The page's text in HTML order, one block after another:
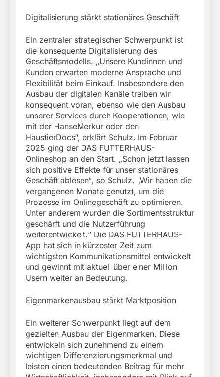
Digitalisierung stärkt stationäres Geschäft
Ein zentraler strategischer Schwerpunkt ist
die konsequente Digitalisierung des
Geschäftsmodells. „Unsere Kundinnen und
Kunden erwarten moderne Ansprache und
Flexibilität beim Einkauf. Insbesondere den
Ausbau der digitalen Kanäle treiben wir
konsequent voran, ebenso wie den Ausbau
unserer Services durch Kooperationen, wie
mit der HanseMerkur oder den
HaustierDocs“, erklärt Schulz. Im Februar
2025 ging der DAS FUTTERHAUS-
Onlineshop an den Start. „Schon jetzt lassen
sich positive Effekte für unser stationäres
Geschäft ablesen“, so Schulz. „Wir haben die
vergangenen Monate genutzt, um die
Prozesse im Onlinegeschäft zu optimieren.
Unter anderem wurden die Sortimentsstruktur
geschärft und die Nutzerführung
weiterentwickelt.“ Die DAS FUTTERHAUS-
App hat sich in kürzester Zeit zum
wichtigsten Kommunikationsmittel entwickelt
und gewinnt mit aktuell über einer Million
Usern weiter an Bedeutung.
Eigenmarkenausbau stärkt Marktposition
Ein weiterer Schwerpunkt liegt auf dem
gezielten Ausbau der Eigenmarken. Diese
entwickeln sich zunehmend zu einem
wichtigen Differenzierungsmerkmal und
leisten einen bedeutenden Beitrag für mehr